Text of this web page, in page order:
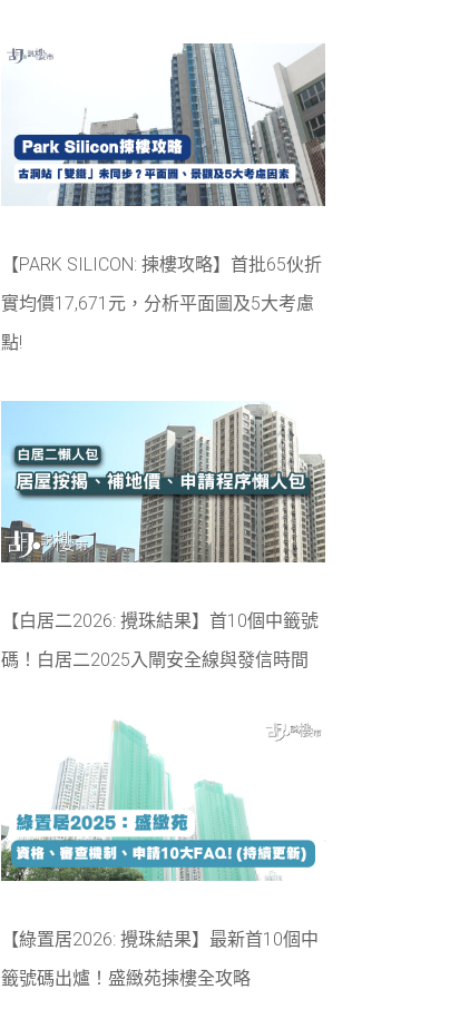
【PARK SILICON: 揀樓攻略】首批65伙折
實均價17,671元，分析平面圖及5大考慮
點!
【白居二2026: 攪珠結果】首10個中籤號
碼！白居二2025入閘安全線與發信時間
【綠置居2026: 攪珠結果】最新首10個中
籤號碼出爐！盛緻苑揀樓全攻略